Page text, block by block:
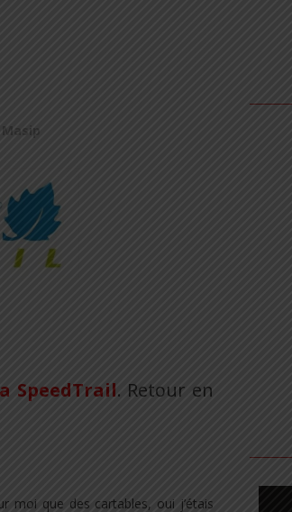
Masip
SpeedTrail. Retour en
moi que des cartables, oui j’étais